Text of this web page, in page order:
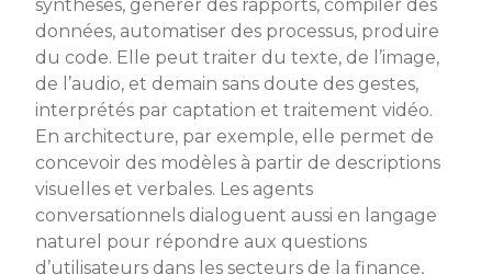
synthèses, générer des rapports, compiler des
données, automatiser des processus, produire
du code. Elle peut traiter du texte, de l’image,
de l’audio, et demain sans doute des gestes,
interprétés par captation et traitement vidéo.
En architecture, par exemple, elle permet de
concevoir des modèles à partir de descriptions
visuelles et verbales. Les agents
conversationnels dialoguent aussi en langage
naturel pour répondre aux questions
d’utilisateurs dans les secteurs de la finance,